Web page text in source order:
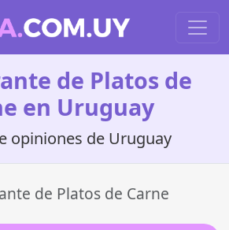
de Platos de
en Uruguay
opiniones de Uruguay
de Platos de Carne